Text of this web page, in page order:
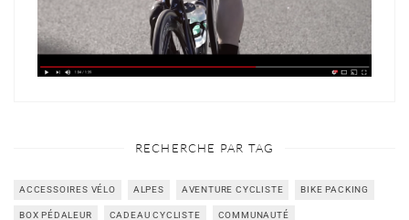
RECHERCHE PAR TAG
ACCESSOIRES VÉLO ALPES AVENTURE CYCLISTE BIKE PACKING
BOX PÉDALEUR CADEAU CYCLISTE COMMUNAUTÉ